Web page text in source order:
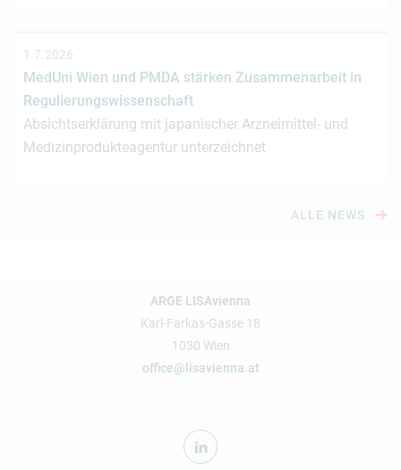
1.7.2026
MedUni Wien und PMDA stärken Zusammenarbeit in
Regulierungswissenschaft
Absichtserklärung mit japanischer Arzneimittel- und
Medizinprodukteagentur unterzeichnet
ALLE NEWS
ARGE LISAvienna
Karl-Farkas-Gasse 18
1030 Wien
office@lisavienna.at